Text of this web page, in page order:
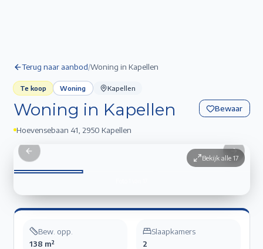
Terug naar aanbod/Woning in Kapellen
Te koop Woning Kapellen
Woning in Kapellen Bewaar
Hoevensebaan 41 ,2950 Kapellen
Previous slide Next
Bekijk alle 17
Bew. opp.
138 m²
Slaapkamers
2